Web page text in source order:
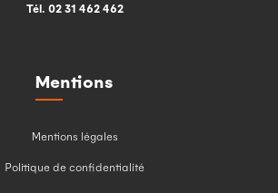
Tél. 02 31 462 462
Mentions
Mentions légales
Politique de confidentialité